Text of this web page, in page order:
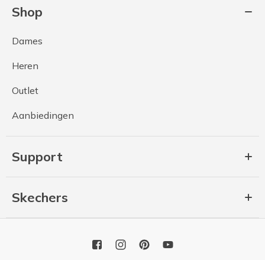
Shop
Dames
Heren
Outlet
Aanbiedingen
Support
Skechers